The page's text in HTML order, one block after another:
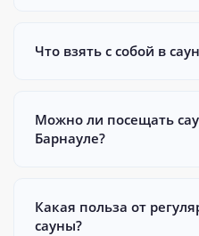
Что взять с собой в
Можно ли посещать
Барнауле?
Какая польза от
сауны?